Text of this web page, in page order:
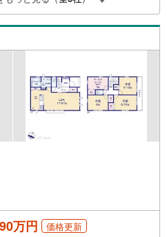
ションを実施します。
万円 価格更新